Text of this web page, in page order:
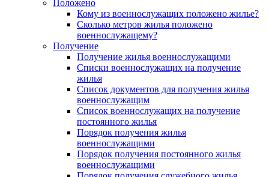
Положено
Кому из военнослужащих положено жилье?
Сколько метров жилья положено
военнослужащему?
Получение
Получение жилья военнослужащими
Списки военнослужащих на получение
жилья
Список документов для получения жилья
военнослужащим
Список военнослужащих на получение
постоянного жилья
Порядок получения жилья
военнослужащими
Порядок получения постоянного жилья
военнослужащими